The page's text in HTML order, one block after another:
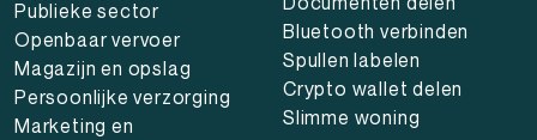
Publieke sector
Openbaar vervoer
Magazijn en opslag
Persoonlijke verzorging
Marketing en
Bluetooth verbinden
Spullen labelen
Crypto wallet delen
Slimme woning